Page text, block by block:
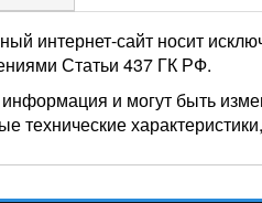
интернет-сайт носит
Статьи 437 ГК РФ.
и могут быть
технические